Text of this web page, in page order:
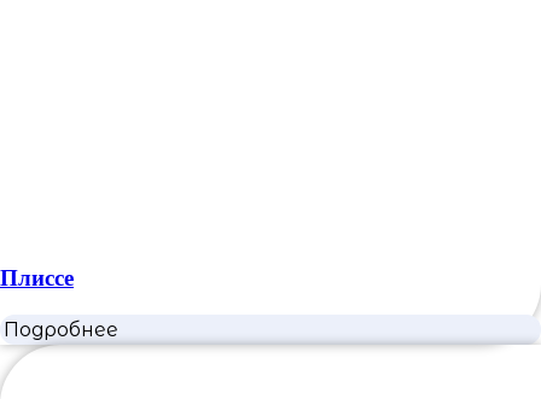
Плиссе
Подробнее